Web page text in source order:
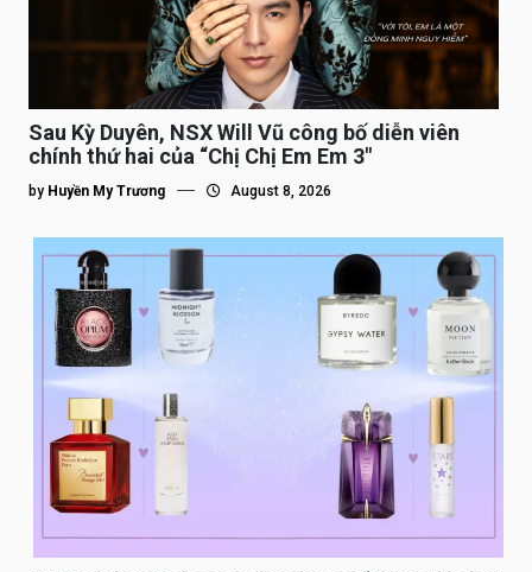
Sau Kỳ Duyên, NSX Will Vũ công bố diễn viên
chính thứ hai của “Chị Chị Em Em 3″
by Huyền My Trương August 8, 2026